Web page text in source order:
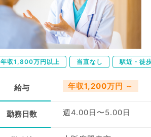
年収1,800万円以上 当直なし 駅近・徒
給与 年収1,200万円 ～
勤務日数 週4.00日〜5.00日